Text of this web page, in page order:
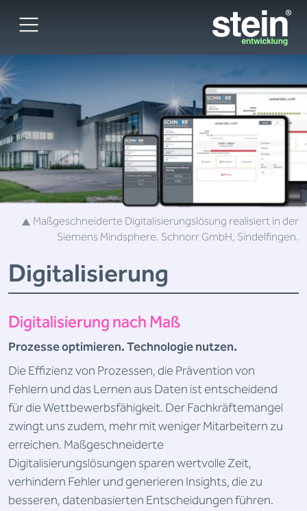
Digitalisierung
Maßgeschneiderte Digitalisierungslösung realisiert in der
Siemens Mindsphere. Schnorr GmbH, Sindelfingen.
Digitalisierung nach Maß
Prozesse optimieren. Technologie nutzen.
Die Effizienz von Prozessen, die Prävention von
Fehlern und das Lernen aus Daten ist entscheidend
für die Wettbewerbsfähigkeit. Der Fachkräftemangel
zwingt uns zudem, mehr mit weniger Mitarbeitern zu
erreichen. Maßgeschneiderte
Digitalisierungslösungen sparen wertvolle Zeit,
verhindern Fehler und generieren Insights, die zu
besseren, datenbasierten Entscheidungen führen.